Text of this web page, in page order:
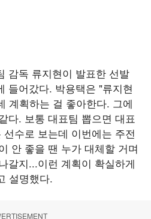
감독 류지현이 발표한 선발
들어갔다. 박용택은 "류지현
계획하는 걸 좋아한다. 그에
다. 보통 대표팀 뽑으면 대표
수로 보는데 이번에는 주전
안 좋을 땐 누가 대체할 거며
갈지...이런 계획이 확실하게
설명했다.